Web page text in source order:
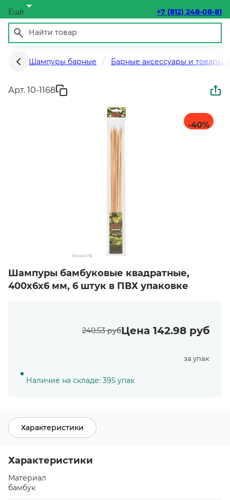
Ещё +7 (812) 248-08-81
Шампуры барные Барные аксессуары и товары
Арт. 10-1168
-40%
Шампуры бамбуковые квадратные,
400x6x6 мм, 6 штук в ПВХ упаковке
240.53 рубЦена 142.98 руб
за упак
Наличие на складе: 395 упак
Характеристики
Характеристики
Материал
бамбук